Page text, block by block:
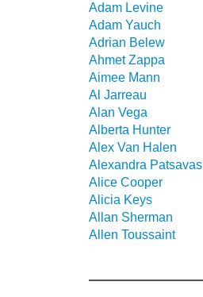
Adam Levine
Adam Yauch
Adrian Belew
Ahmet Zappa
Aimee Mann
Al Jarreau
Alan Vega
Alberta Hunter
Alex Van Halen
Alexandra Patsavas
Alice Cooper
Alicia Keys
Allan Sherman
Allen Toussaint